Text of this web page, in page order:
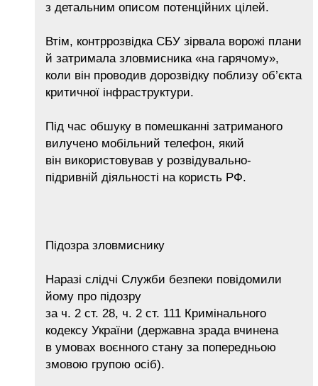
з детальним описом потенційних цілей.
Втім, контррозвідка СБУ зірвала ворожі плани
й затримала зловмисника «на гарячому»,
коли він проводив дорозвідку поблизу об’єкта
критичної інфраструктури.
Під час обшуку в помешканні затриманого
вилучено мобільний телефон, який
він використовував у розвідувально-
підривній діяльності на користь РФ.
Підозра зловмиснику
Наразі слідчі Служби безпеки повідомили
йому про підозру
за ч. 2 ст. 28, ч. 2 ст. 111 Кримінального
кодексу України (державна зрада вчинена
в умовах воєнного стану за попередньою
змовою групою осіб).